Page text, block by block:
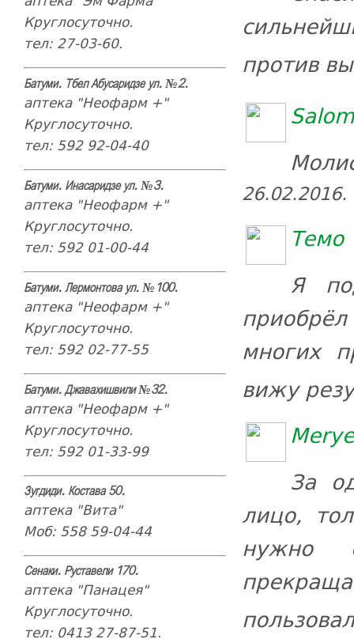
Круглосуточно.
тел: 27-03-60.
Батуми. Тбел Абусаридзе ул. №2.
аптека "Неофарм +"
Круглосуточно.
тел: 592 92-04-40
Батуми. Инасаридзе ул. №3.
аптека "Неофарм +"
Круглосуточно.
тел: 592 01-00-44
Батуми. Лермонтова ул. №100.
аптека "Неофарм +"
Круглосуточно.
тел: 592 02-77-55
Батуми. Джавахишвили №32.
аптека "Неофарм +"
Круглосуточно.
тел: 592 01-33-99
Зугдиди. Костава 50.
аптека "Вита"
Моб: 558 59-04-44
Сенаки. Руставели 170.
аптека "Панацея"
Круглосуточно.
тел: 0413 27-87-51.
против
26.02.2016.
Темо
Я
многих
вижу
За
лицо,
нужно